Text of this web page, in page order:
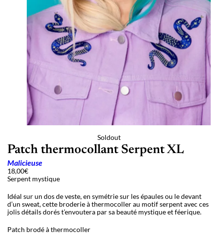
Soldout
Patch thermocollant Serpent XL
Malicieuse
18,00€
Serpent mystique
Idéal sur un dos de veste, en symétrie sur les épaules ou le devant
d’un sweat, cette broderie à thermocoller au motif serpent avec ces
jolis détails dorés t’envoutera par sa beauté mystique et féerique.
Patch brodé à thermocoller